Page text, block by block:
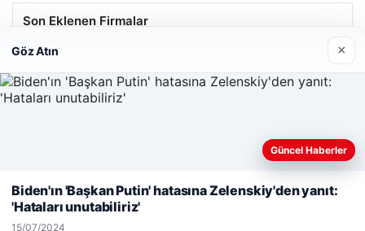
Son Eklenen Firmalar
Web sitemizi nasıl kullandığınızı daha iyi anlayabilmek,
kullanıyoruz.Çerez Politikamız
Göz Atın ×
Güncel Haberler
Biden'ın 'Başkan Putin' hatasına Zelenskiy'den yanıt:
'Hataları unutabiliriz'
15/07/2024